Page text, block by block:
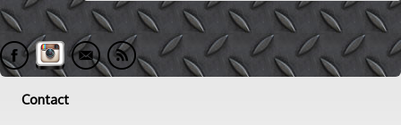
Contact